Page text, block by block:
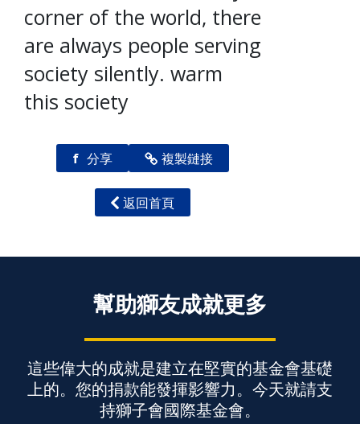
corner of the world, there
are always people serving
society silently. warm
this society
f 分享 複製鏈接
返回首頁
幫助獅友成就更多
這些偉大的成就是建立在堅實的基金會基礎
上的。您的捐款能發揮影響力。今天就請支
持獅子會國際基金會。